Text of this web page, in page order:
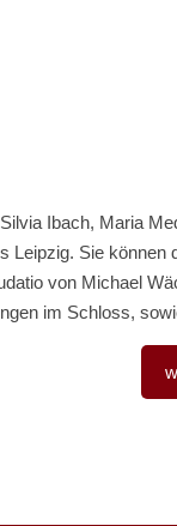
Ibach, Maria
Leipzig. Sie können
von Michael
im Schloss,